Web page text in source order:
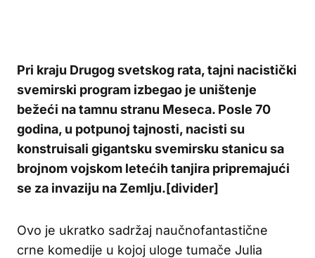
Pri kraju Drugog svetskog rata, tajni nacistički
svemirski program izbegao je uništenje
bežeći na tamnu stranu Meseca. Posle 70
godina, u potpunoj tajnosti, nacisti su
konstruisali gigantsku svemirsku stanicu sa
brojnom vojskom letećih tanjira pripremajući
se za invaziju na Zemlju.[divider]
Ovo je ukratko sadržaj naučnofantastične
crne komedije u kojoj uloge tumače Julia